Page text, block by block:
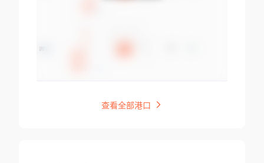
查看全部港口